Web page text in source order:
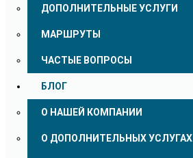
ДОПОЛНИТЕЛЬНЫЕ УСЛУГИ
МАРШРУТЫ
ЧАСТЫЕ ВОПРОСЫ
БЛОГ
О НАШЕЙ КОМПАНИИ
О ДОПОЛНИТЕЛЬНЫХ УСЛУГАХ